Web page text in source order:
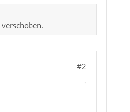
verschoben.
#2